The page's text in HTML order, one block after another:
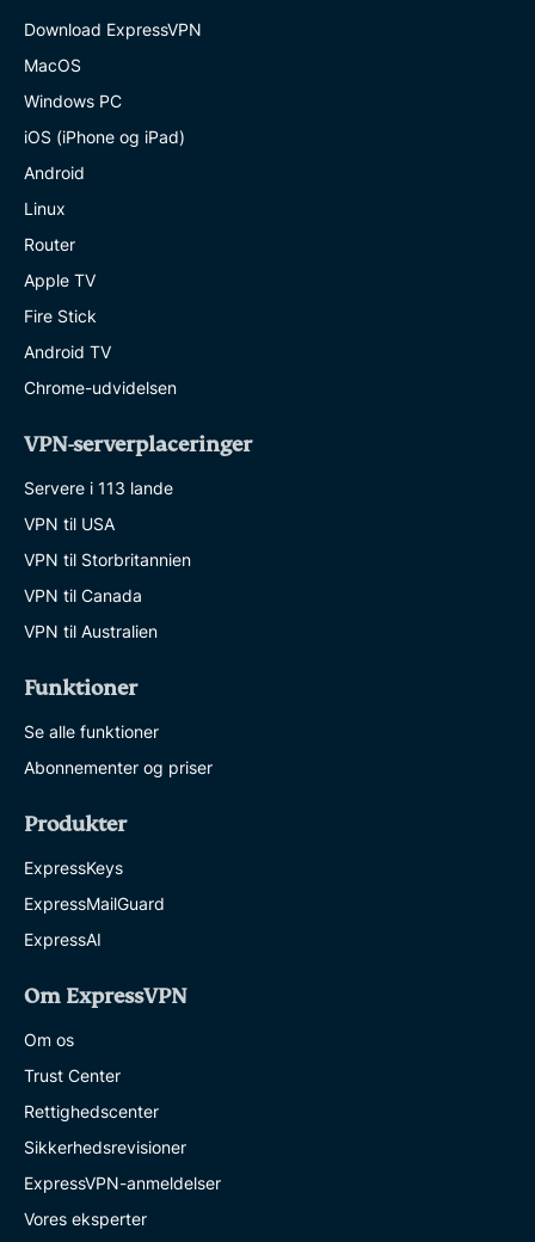
Download ExpressVPN
MacOS
Windows PC
iOS (iPhone og iPad)
Android
Linux
Router
Apple TV
Fire Stick
Android TV
Chrome-udvidelsen
VPN-serverplaceringer
Servere i 113 lande
VPN til USA
VPN til Storbritannien
VPN til Canada
VPN til Australien
Funktioner
Se alle funktioner
Abonnementer og priser
Produkter
ExpressKeys
ExpressMailGuard
ExpressAI
Om ExpressVPN
Om os
Trust Center
Rettighedscenter
Sikkerhedsrevisioner
ExpressVPN-anmeldelser
Vores eksperter